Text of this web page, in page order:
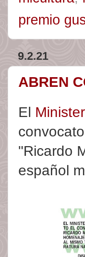
premio
9.2.21
ABREN
El
"Ricardo
español